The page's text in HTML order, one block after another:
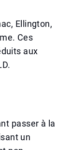
Ellington,
Ces
aux
passer à la
un